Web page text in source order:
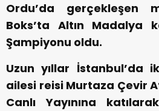
Ordu’da gerçekleşen
Boks’ta Altın Madalya
Şampiyonu oldu.
Uzun yıllar İstanbul’da
ailesi reisi Murtaza Çevir
Canlı Yayınına